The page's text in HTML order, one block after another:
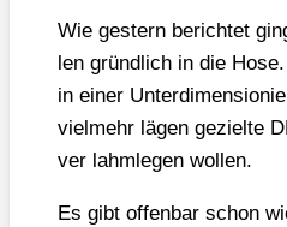
Wie ges­tern berich­tet
len gründ­lich in die
in einer
viel­mehr lägen geziel­te
ver lahm­le­gen wol­len.
Es gibt offen­bar schon